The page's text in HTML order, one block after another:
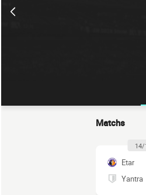
Matchs
Etar
Yantra